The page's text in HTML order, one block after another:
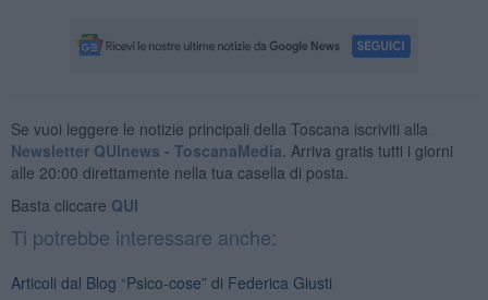
Se vuoi leggere le notizie principali della Toscana iscriviti alla
Newsletter QUInews - ToscanaMedia. Arriva gratis tutti i giorni
alle 20:00 direttamente nella tua casella di posta.
Basta cliccare QUI
Ti potrebbe interessare anche:
Articoli dal Blog “Psico-cose” di Federica Giusti